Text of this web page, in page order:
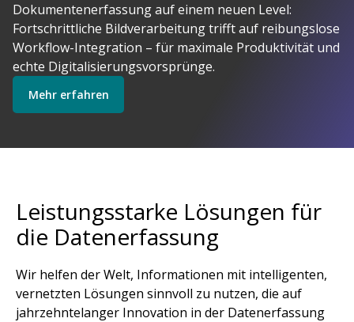
Dokumentenerfassung auf einem neuen Level:
Fortschrittliche Bildverarbeitung trifft auf reibungslose
Workflow-Integration – für maximale Produktivität und
echte Digitalisierungsvorsprünge.
Mehr erfahren
Startklar
macht Sinn
Software erkunden Scanner erkunden
Explore Services
Leistungsstarke Lösungen für
die Datenerfassung
Wir helfen der Welt, Informationen mit intelligenten,
vernetzten Lösungen sinnvoll zu nutzen, die auf
jahrzehntelanger Innovation in der Datenerfassung